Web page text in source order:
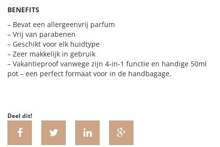
BENEFITS
– Bevat een allergeenvrij parfum
– Vrij van parabenen
– Geschikt voor elk huidtype
– Zeer makkelijk in gebruik
– Vakantieproof vanwege zijn 4-in-1 functie en handige 50ml
pot – een perfect formaat voor in de handbagage.
Deel dit!